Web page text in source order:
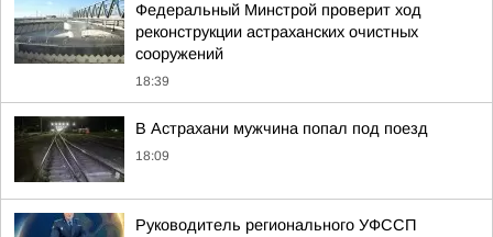
Федеральный Минстрой проверит ход
реконструкции астраханских очистных
сооружений
18:39
В Астрахани мужчина попал под поезд
18:09
Руководитель регионального УФССП